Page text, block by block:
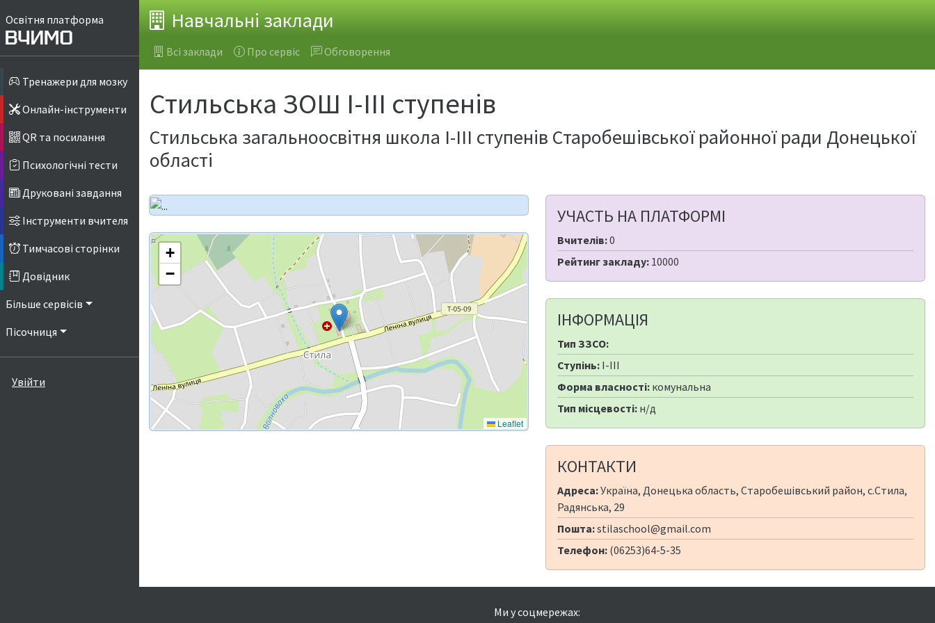
Освітня платформа
Тренажери для мозку
Онлайн-інструменти
QR та посилання
Психологічні тести
Друковані завдання
Інструменти вчителя
Тимчасові сторінки
Довідник
Більше сервісів
Пісочниця
Увійти
Навчальні заклади
Всі заклади Про сервіс Обговорення
Стильська ЗОШ І-ІІІ ступенів
Стильська загальноосвітня школа І-ІІІ ступенів Старобешівської районної ради Донецької
області
+
−
Leaflet
УЧАСТЬ НА ПЛАТФОРМІ
Вчителів:0
Рейтинг закладу: 10000
ІНФОРМАЦІЯ
Тип ЗЗСО:
Ступінь: I-III
Форма власності: комунальна
Тип місцевості: н/д
КОНТАКТИ
Адреса:Україна, Донецька область, Старобешівський район, с.Стила,
Радянська, 29
Пошта:stilaschool@gmail.com
Телефон: (06253)64-5-35
Ми у соцмережах: